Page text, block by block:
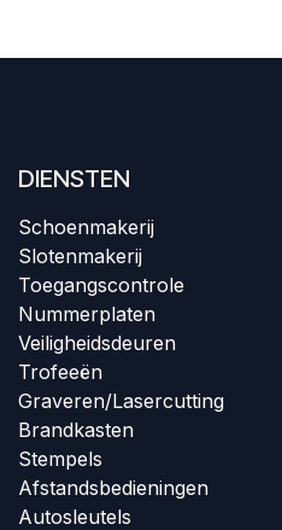
DIENSTEN
Schoenmakerij​
Slotenmakerij
Toegangscontrole
Nummerplaten
Veiligheidsdeuren​
Trofeeën
Graveren/Lasercutting
Brandkasten
Stempels
Afstandsbedieningen
Autosleutels